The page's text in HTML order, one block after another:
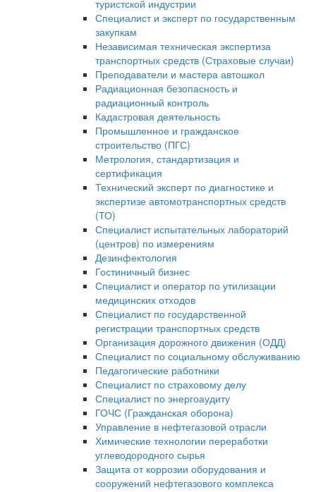
туристской индустрии
Специалист и эксперт по государственным
закупкам
Независимая техническая экспертиза
транспортных средств (Страховые случаи)
Преподаватели и мастера автошкол
Радиационная безопасность и
радиационный контроль
Кадастровая деятельность
Промышленное и гражданское
строительство (ПГС)
Метрология, стандартизация и
сертификация
Технический эксперт по диагностике и
экспертизе автомотранспортных средств
(ТО)
Специалист испытательных лабораторий
(центров) по измерениям
Дезинфектология
Гостиничный бизнес
Специалист и оператор по утилизации
медицинских отходов
Специалист по государственной
регистрации транспортных средств
Организация дорожного движения (ОДД)
Специалист по социальному обслуживанию
Педагогические работники
Специалист по страховому делу
Специалист по энергоаудиту
ГОЧС (Гражданская оборона)
Управление в нефтегазовой отрасли
Химические технологии переработки
углеводородного сырья
Защита от коррозии оборудования и
сооружений нефтегазового комплекса